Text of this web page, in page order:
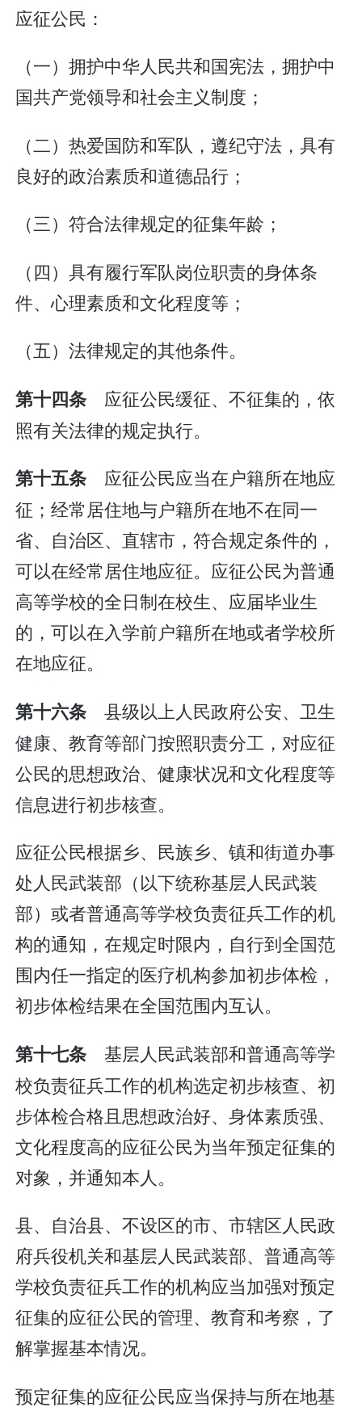
应征公民：
（一）拥护中华人民共和国宪法，拥护中
国共产党领导和社会主义制度；
（二）热爱国防和军队，遵纪守法，具有
良好的政治素质和道德品行；
（三）符合法律规定的征集年龄；
（四）具有履行军队岗位职责的身体条
件、心理素质和文化程度等；
（五）法律规定的其他条件。
第十四条 应征公民缓征、不征集的，依
照有关法律的规定执行。
第十五条 应征公民应当在户籍所在地应
征；经常居住地与户籍所在地不在同一
省、自治区、直辖市，符合规定条件的，
可以在经常居住地应征。应征公民为普通
高等学校的全日制在校生、应届毕业生
的，可以在入学前户籍所在地或者学校所
在地应征。
第十六条 县级以上人民政府公安、卫生
健康、教育等部门按照职责分工，对应征
公民的思想政治、健康状况和文化程度等
信息进行初步核查。
应征公民根据乡、民族乡、镇和街道办事
处人民武装部（以下统称基层人民武装
部）或者普通高等学校负责征兵工作的机
构的通知，在规定时限内，自行到全国范
围内任一指定的医疗机构参加初步体检，
初步体检结果在全国范围内互认。
第十七条 基层人民武装部和普通高等学
校负责征兵工作的机构选定初步核查、初
步体检合格且思想政治好、身体素质强、
文化程度高的应征公民为当年预定征集的
对象，并通知本人。
县、自治县、不设区的市、市辖区人民政
府兵役机关和基层人民武装部、普通高等
学校负责征兵工作的机构应当加强对预定
征集的应征公民的管理、教育和考察，了
解掌握基本情况。
预定征集的应征公民应当保持与所在地基